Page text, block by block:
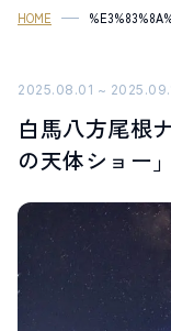
スキー場
HOT SPRING
温泉
SPOTS
スポット紹介
HOME
2025.08.01 ~
白馬八方尾根
の天体ショー」